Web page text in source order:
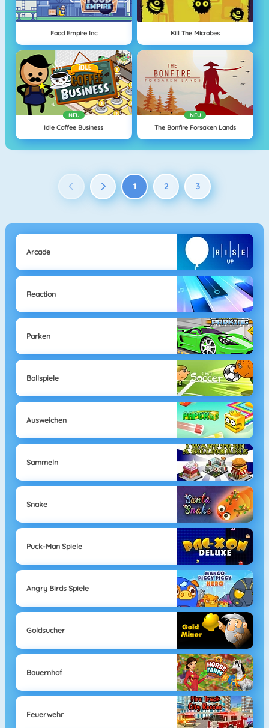
Food Empire Inc Kill The Microbes
NEU
Idle Coffee Business
NEU
The Bonfire Forsaken Lands
1 2 3
Arcade
Reaction
Parken
Ballspiele
Ausweichen
Sammeln
Snake
Puck-Man Spiele
Angry Birds Spiele
Goldsucher
Bauernhof
Feuerwehr